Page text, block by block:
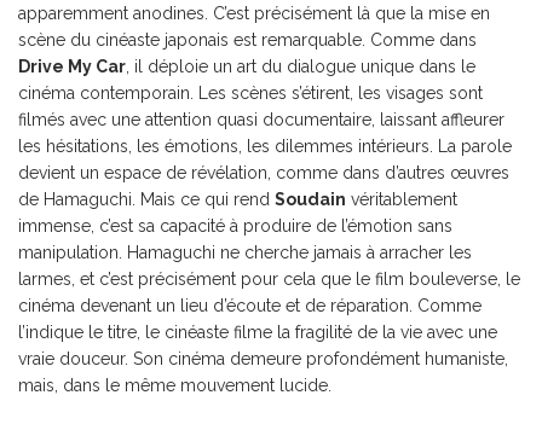
apparemment anodines. C’est précisément là que la mise en
scène du cinéaste japonais est remarquable. Comme dans
Drive My Car , il déploie un art du dialogue unique dans le
cinéma contemporain. Les scènes s’étirent, les visages sont
filmés avec une attention quasi documentaire, laissant affleurer
les hésitations, les émotions, les dilemmes intérieurs. La parole
devient un espace de révélation, comme dans d’autres œuvres
de Hamaguchi. Mais ce qui rend Soudain véritablement
immense, c’est sa capacité à produire de l’émotion sans
manipulation. Hamaguchi ne cherche jamais à arracher les
larmes, et c’est précisément pour cela que le film bouleverse, le
cinéma devenant un lieu d’écoute et de réparation. Comme
l’indique le titre, le cinéaste filme la fragilité de la vie avec une
vraie douceur. Son cinéma demeure profondément humaniste,
mais, dans le même mouvement lucide.